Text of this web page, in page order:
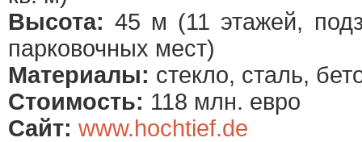
Высота: 45 м (11 этажей,
парковочных мест)
Материалы: стекло, сталь,
Стоимость: 118 млн. евро
Сайт: www.hochtief.de